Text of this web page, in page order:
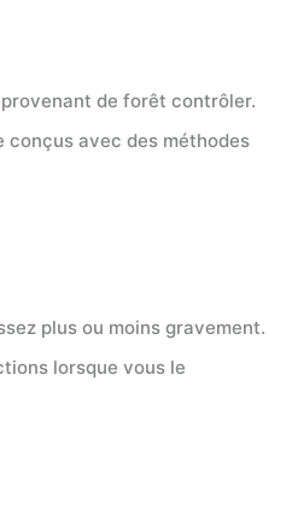
de forêt contrôler.
conçus avec des méthodes
plus ou moins gravement.
lorsque vous le